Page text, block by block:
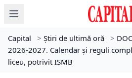
Capital > Știri de ultimă oră >
2026-2027. Calendar și reguli
liceu, potrivit ISMB